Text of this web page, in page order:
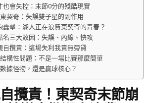
也會失控：末節0分的殘酷現實
契奇：失誤雙子星的副作用
轟擊：湖人正在浪費東契奇的青春？
名三大敗因：失誤、內線、快攻
自攬責：這場失利我責無旁貸
構性問題：不是一場比賽那麼簡單
據怪物，還是贏球核心？
攬責！東契奇末節崩